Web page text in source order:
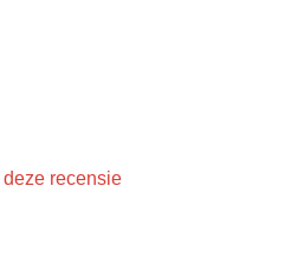
deze recensie